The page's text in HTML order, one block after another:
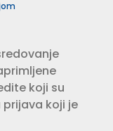
koji su
koji je